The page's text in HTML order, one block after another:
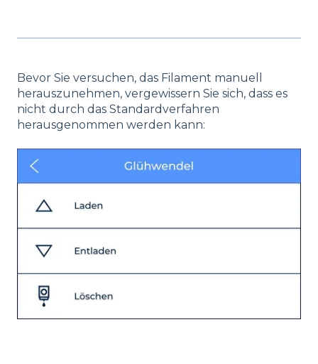
Bevor Sie versuchen, das Filament manuell
herauszunehmen, vergewissern Sie sich, dass es
nicht durch das Standardverfahren
herausgenommen werden kann: